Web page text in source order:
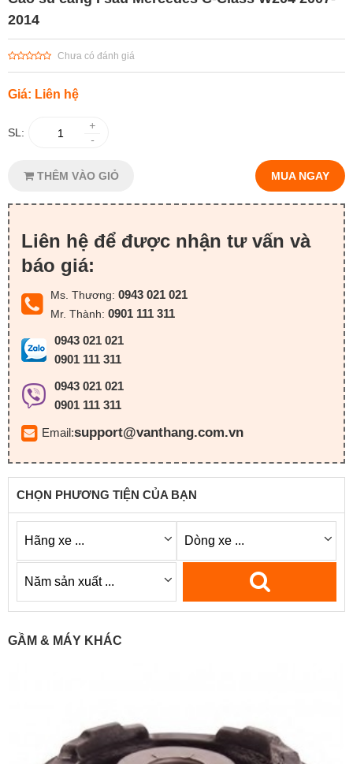
2014
Chưa có đánh giá
Giá: Liên hệ
SL:
+
-
THÊM VÀO GIỎ MUA NGAY
Liên hệ để được nhận tư vấn và
báo giá:
Ms. Thương: 0943 021 021
Mr. Thành: 0901 111 311
0943 021 021
0901 111 311
0943 021 021
0901 111 311
Email:support@vanthang.com.vn
CHỌN PHƯƠNG TIỆN CỦA BẠN
GẦM & MÁY KHÁC